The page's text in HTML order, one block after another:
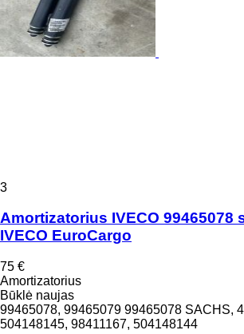
3
Amortizatorius IVECO 99465078
IVECO EuroCargo
75 €
Amortizatorius
Būklė naujas
99465078, 99465079 99465078 SACHS,
504148145, 98411167, 504148144